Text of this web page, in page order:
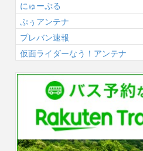
にゅーぷる
ぷぅアンテナ
プレバン速報
仮面ライダーなう！アンテナ